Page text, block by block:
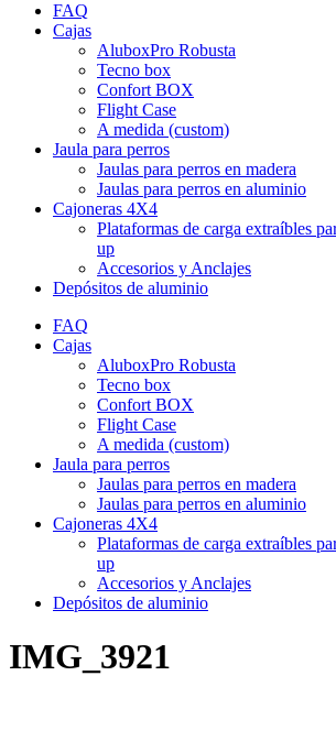
FAQ
Cajas
AluboxPro Robusta
Tecno box
Confort BOX
Flight Case
A medida (custom)
Jaula para perros
Jaulas para perros en madera
Jaulas para perros en aluminio
Cajoneras 4X4
Plataformas de carga extraíbles
up
Accesorios y Anclajes
Depósitos de aluminio
FAQ
Cajas
AluboxPro Robusta
Tecno box
Confort BOX
Flight Case
A medida (custom)
Jaula para perros
Jaulas para perros en madera
Jaulas para perros en aluminio
Cajoneras 4X4
Plataformas de carga extraíbles
up
Accesorios y Anclajes
Depósitos de aluminio
IMG_3921